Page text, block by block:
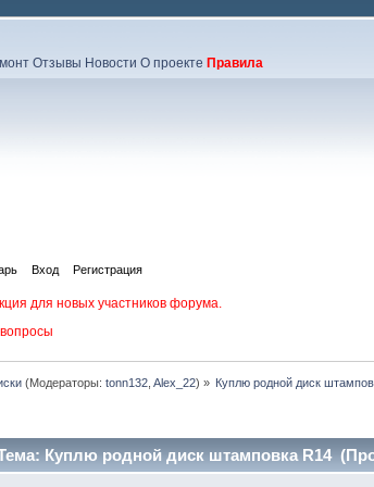
Отзывы Новости О проекте Правила
Вход Регистрация
для новых участников форума.
(Модераторы:tonn132 ,Alex_22) » Куплю родной диск
Куплю родной диск штамповка R14